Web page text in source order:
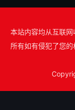
本站内容均从互联
所有如有侵犯了您